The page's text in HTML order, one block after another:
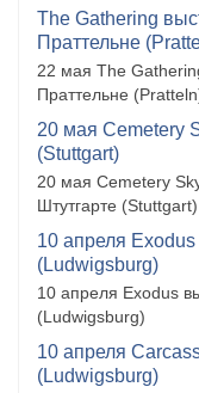
The Gathering
Праттельне
22 мая The
Праттельне
20 мая Cemetery
(Stuttgart)
20 мая Cemetery
Штутгарте (Stuttgart)
10 апреля
(Ludwigsburg)
10 апреля Exodus
(Ludwigsburg)
10 апреля
(Ludwigsburg)